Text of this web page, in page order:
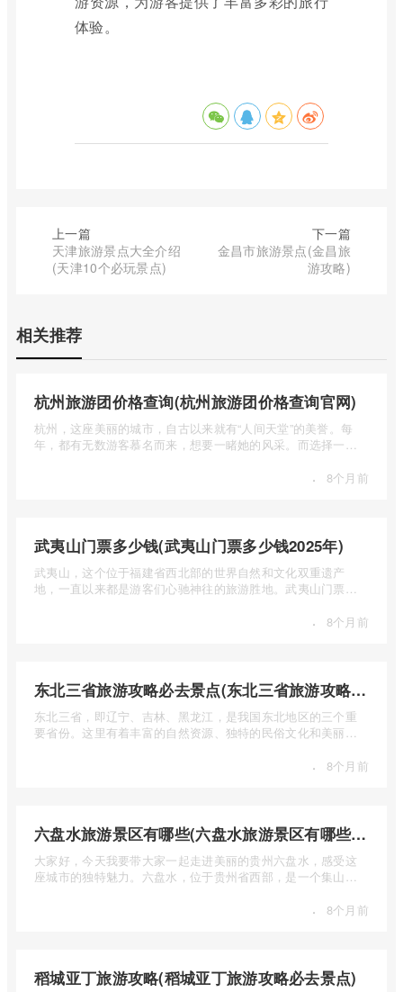
体验。
上一篇
天津旅游景点大全介绍
(天津10个必玩景点)
下一篇
金昌市旅游景点(金昌旅
游攻略)
相关推荐
杭州旅游团价格查询(杭州旅游团价格查询官网)
杭州，这座美丽的城市，自古以来就有“人间天堂”的美誉。每
年，都有无数游客慕名而来，想要一睹她的风采。而选择一个
· 8个月前
武夷山门票多少钱(武夷山门票多少钱2025年)
武夷山，这个位于福建省西北部的世界自然和文化双重遗产
地，一直以来都是游客们心驰神往的旅游胜地。武夷山门票多
· 8个月前
东北三省旅游攻略必去景点(东北三省旅游攻略必去景点视频介绍)
东北三省，即辽宁、吉林、黑龙江，是我国东北地区的三个重
要省份。这里有着丰富的自然资源、独特的民俗文化和美丽的
· 8个月前
六盘水旅游景区有哪些(六盘水旅游景区有哪些景点值得去)
大家好，今天我要带大家一起走进美丽的贵州六盘水，感受这
座城市的独特魅力。六盘水，位于贵州省西部，是一个集山水
· 8个月前
稻城亚丁旅游攻略(稻城亚丁旅游攻略必去景点)